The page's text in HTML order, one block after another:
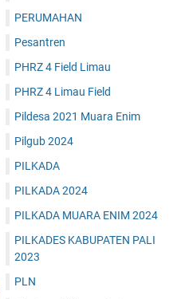
PERUMAHAN
Pesantren
PHRZ 4 Field Limau
PHRZ 4 Limau Field
Pildesa 2021 Muara Enim
Pilgub 2024
PILKADA
PILKADA 2024
PILKADA MUARA ENIM 2024
PILKADES KABUPATEN PALI
2023
PLN